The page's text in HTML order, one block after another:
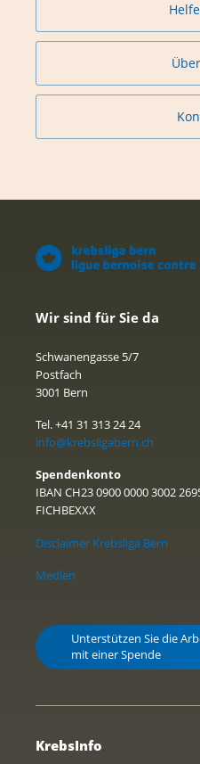
Wir sind für Sie da
Schwanengasse 5/7
Postfach
3001 Bern
Tel. +41 31 313 24 24
info@krebsligabern.ch
Spendenkonto
IBAN CH23 0900 0000 3002
FICHBEXXX
Disclaimer Krebsliga Bern
Medien
Unterstützen Sie die
mit einer Spende
KrebsInfo